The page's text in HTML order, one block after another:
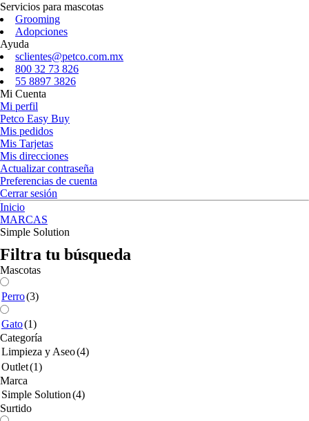
Servicios para mascotas
Grooming
Adopciones
Ayuda
sclientes@petco.com.mx
800 32 73 826
55 8897 3826
Mi Cuenta
Mi perfil
Petco Easy Buy
Mis pedidos
Mis Tarjetas
Mis direcciones
Actualizar contraseña
Preferencias de cuenta
Cerrar sesión
Inicio
MARCAS
Simple Solution
Filtra tu búsqueda
Mascotas
Perro(3)
Gato(1)
Categoría
Limpieza y Aseo(4)
Outlet(1)
Marca
Simple Solution(4)
Surtido